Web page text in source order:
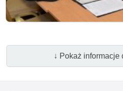
↓ Pokaż informacje